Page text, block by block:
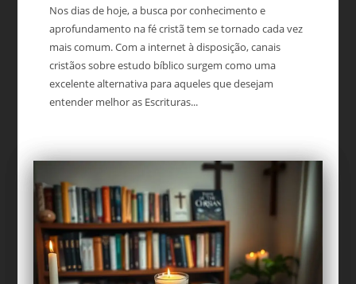
Nos dias de hoje, a busca por conhecimento e
aprofundamento na fé cristã tem se tornado cada vez
mais comum. Com a internet à disposição, canais
cristãos sobre estudo bíblico surgem como uma
excelente alternativa para aqueles que desejam
entender melhor as Escrituras...